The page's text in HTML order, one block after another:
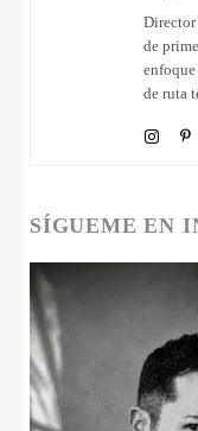
Director
de
de ruta
SÍGUEME EN